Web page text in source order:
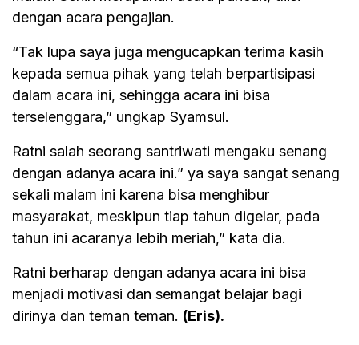
dengan acara pengajian.
“Tak lupa saya juga mengucapkan terima kasih
kepada semua pihak yang telah berpartisipasi
dalam acara ini, sehingga acara ini bisa
terselenggara,” ungkap Syamsul.
Ratni salah seorang santriwati mengaku senang
dengan adanya acara ini.” ya saya sangat senang
sekali malam ini karena bisa menghibur
masyarakat, meskipun tiap tahun digelar, pada
tahun ini acaranya lebih meriah,” kata dia.
Ratni berharap dengan adanya acara ini bisa
menjadi motivasi dan semangat belajar bagi
dirinya dan teman teman. (Eris).